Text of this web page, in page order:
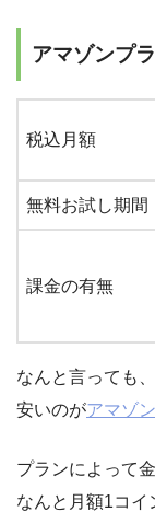
アマゾンプ
税込月額
無料お試し期間
課金の有無
なんと言っても、
安いのがアマゾ
プランによって
なんと月額1コイ